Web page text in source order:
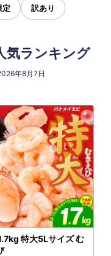
定 訳あり
気ランキング
年8月7日
特大5Lサイズ む